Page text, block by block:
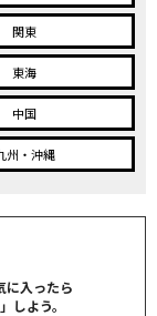
関東
東海
中国
州・沖縄
に入ったら
」しよう。